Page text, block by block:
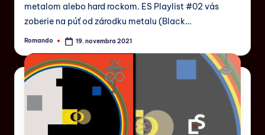
metalom alebo hard rockom. ES Playlist #02 vás
zoberie na púť od zárodku metalu (Black…
Romando 19. novembra 2021